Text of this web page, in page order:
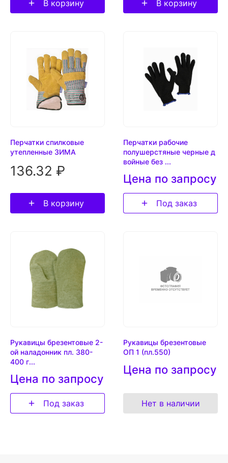
В корзину В корзину
Перчатки спилковые
утепленные ЗИМА
136.32 ₽
В корзину
Перчатки рабочие
полушерстяные черные д
войные без ...
Цена по запросу
Под заказ
Рукавицы брезентовые 2-
ой наладонник пл. 380-
400 г...
Цена по запросу
Под заказ
Рукавицы брезентовые
ОП 1 (пл.550)
Цена по запросу
Нет в наличии